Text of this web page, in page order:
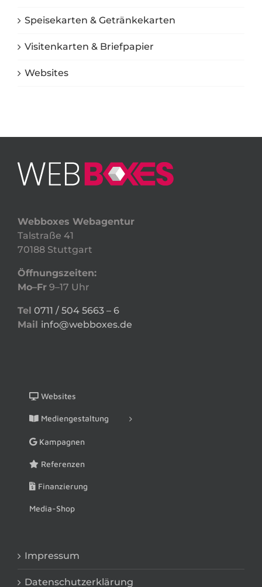
Speisekarten & Getränkekarten
Visitenkarten & Briefpapier
Websites
Webboxes Webagentur
Talstraße 41
70188 Stuttgart
Öffnungszeiten:
Mo–Fr 9–17 Uhr
Tel 0711 / 504 5663 – 6
Mail info@webboxes.de
Websites
Mediengestaltung
Kampagnen
Referenzen
Finanzierung
Media-Shop
Impressum
Datenschutzerklärung